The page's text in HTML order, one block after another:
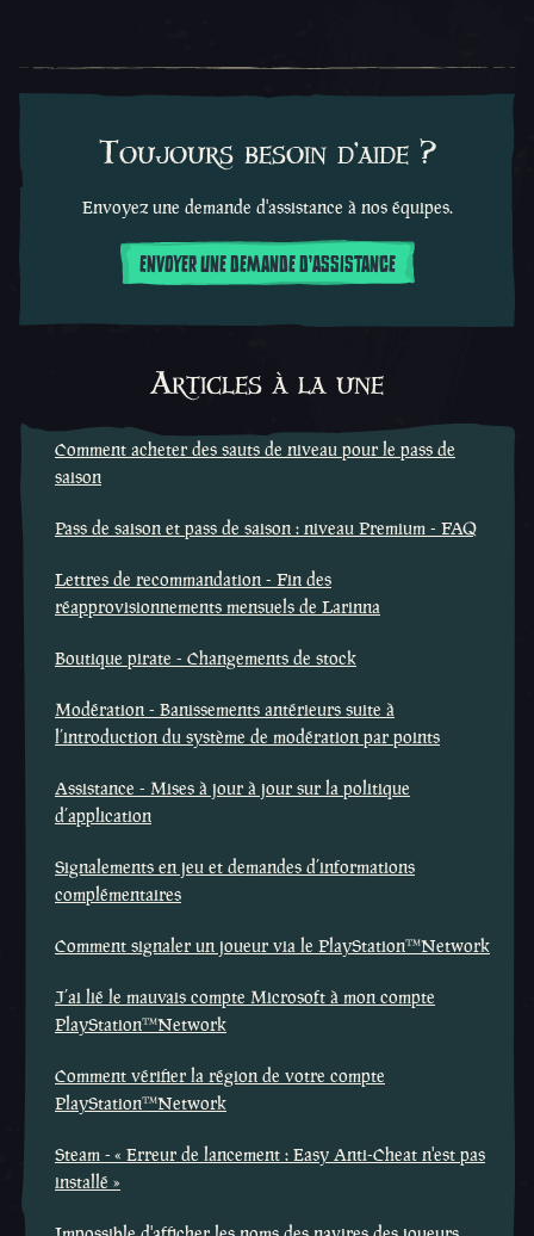
Toujours besoin d'aide ?
Envoyez une demande d'assistance à nos équipes.
ENVOYER UNE DEMANDE D'ASSISTANCE
Articles à la une
Comment acheter des sauts de niveau pour le pass de
saison
Pass de saison et pass de saison : niveau Premium - FAQ
Lettres de recommandation - Fin des
réapprovisionnements mensuels de Larinna
Boutique pirate - Changements de stock
Modération - Banissements antérieurs suite à
l’introduction du système de modération par points
Assistance - Mises à jour à jour sur la politique
d’application
Signalements en jeu et demandes d’informations
complémentaires
Comment signaler un joueur via le PlayStation™Network
J’ai lié le mauvais compte Microsoft à mon compte
PlayStation™Network
Comment vérifier la région de votre compte
PlayStation™Network
Steam - « Erreur de lancement : Easy Anti-Cheat n'est pas
installé »